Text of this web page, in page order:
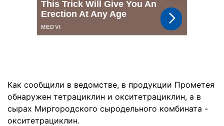
Как сообщили в ведомстве, в продукции Прометея
обнаружен тетрациклин и окситетрациклин, а в
сырах Миргородского сыродельного комбината -
окситетрациклин.